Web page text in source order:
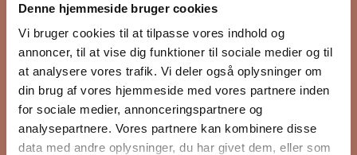
Denne hjemmeside bruger cookies
Vi bruger cookies til at tilpasse vores indhold og
annoncer, til at vise dig funktioner til sociale medier og til
at analysere vores trafik. Vi deler også oplysninger om
din brug af vores hjemmeside med vores partnere inden
for sociale medier, annonceringspartnere og
analysepartnere. Vores partnere kan kombinere disse
data med andre oplysninger, du har givet dem, eller som
nyhedsbrev
Hold dig opdateret på hvad der sker
på Grønttorvet. I vores nyhedsbrev
sender vi blandt andet invitation til